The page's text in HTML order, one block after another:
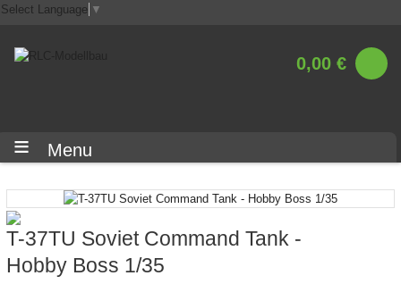
Select Language ▼
0,00 €
Menu
T-37TU Soviet Command Tank -
Hobby Boss 1/35